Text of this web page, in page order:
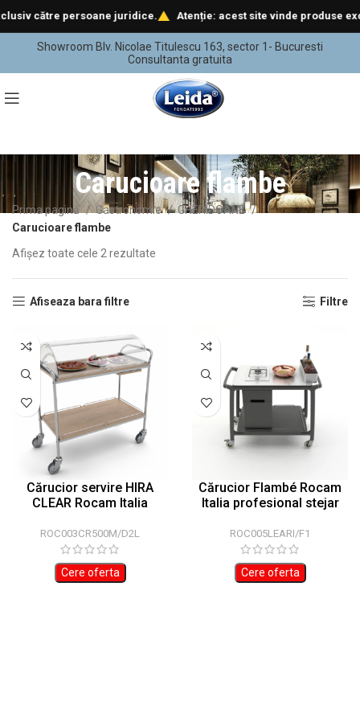
către persoane juridice. Atenție: acest site vinde produse
Showroom Blv. Nicolae Titulescu 163, sector 1- Bucuresti
Consultanta gratuita
Carucioare flambe
Prima pagină Gastronomie
GHERIDOANE
Carucioare flambe
Afișez toate cele 2 rezultate
Afiseaza bara filtre Filtre
Cărucior servire HIRA
CLEAR Rocam Italia
ROC003CR500M/D2L
Cere oferta
Cărucior Flambé Rocam
Italia profesional stejar
ROC005LEARI/F1
Cere oferta